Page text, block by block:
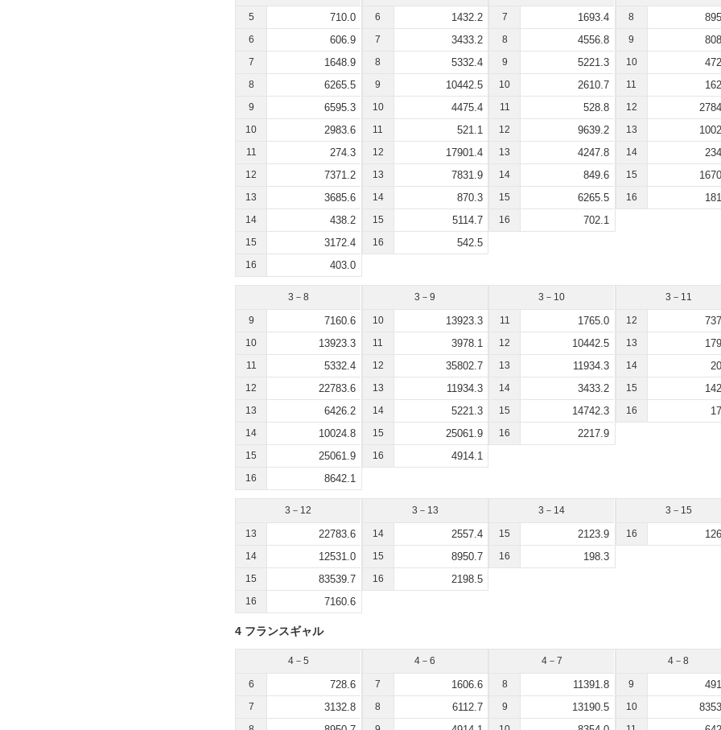
5 710.0
6 606.9
7 1648.9
8 6265.5
9 6595.3
10 2983.6
11 274.3
12 7371.2
13 3685.6
14 438.2
15 3172.4
16 403.0
6 1432.2
7 3433.2
8 5332.4
9 10442.5
10 4475.4
11 521.1
12 17901.4
13 7831.9
14 870.3
15 5114.7
16 542.5
7 1693.4
8 4556.8
9 5221.3
10 2610.7
11 528.8
12 9639.2
13 4247.8
14 849.6
15 6265.5
16 702.1
8
9
10
11
12
13
14
15
16
3－8
9 7160.6
10 13923.3
11 5332.4
12 22783.6
13 6426.2
14 10024.8
15 25061.9
16 8642.1
3－9
10 13923.3
11 3978.1
12 35802.7
13 11934.3
14 5221.3
15 25061.9
16 4914.1
3－10
11 1765.0
12 10442.5
13 11934.3
14 3433.2
15 14742.3
16 2217.9
3－11
12
13
14
15
16
3－12
13 22783.6
14 12531.0
15 83539.7
16 7160.6
3－13
14 2557.4
15 8950.7
16 2198.5
3－14
15 2123.9
16 198.3
3－15
16
4 フランスギャル
4－5
6 728.6
7 3132.8
4－6
7 1606.6
8 6112.7
4－7
8 11391.8
9 13190.5
4－8
9
10